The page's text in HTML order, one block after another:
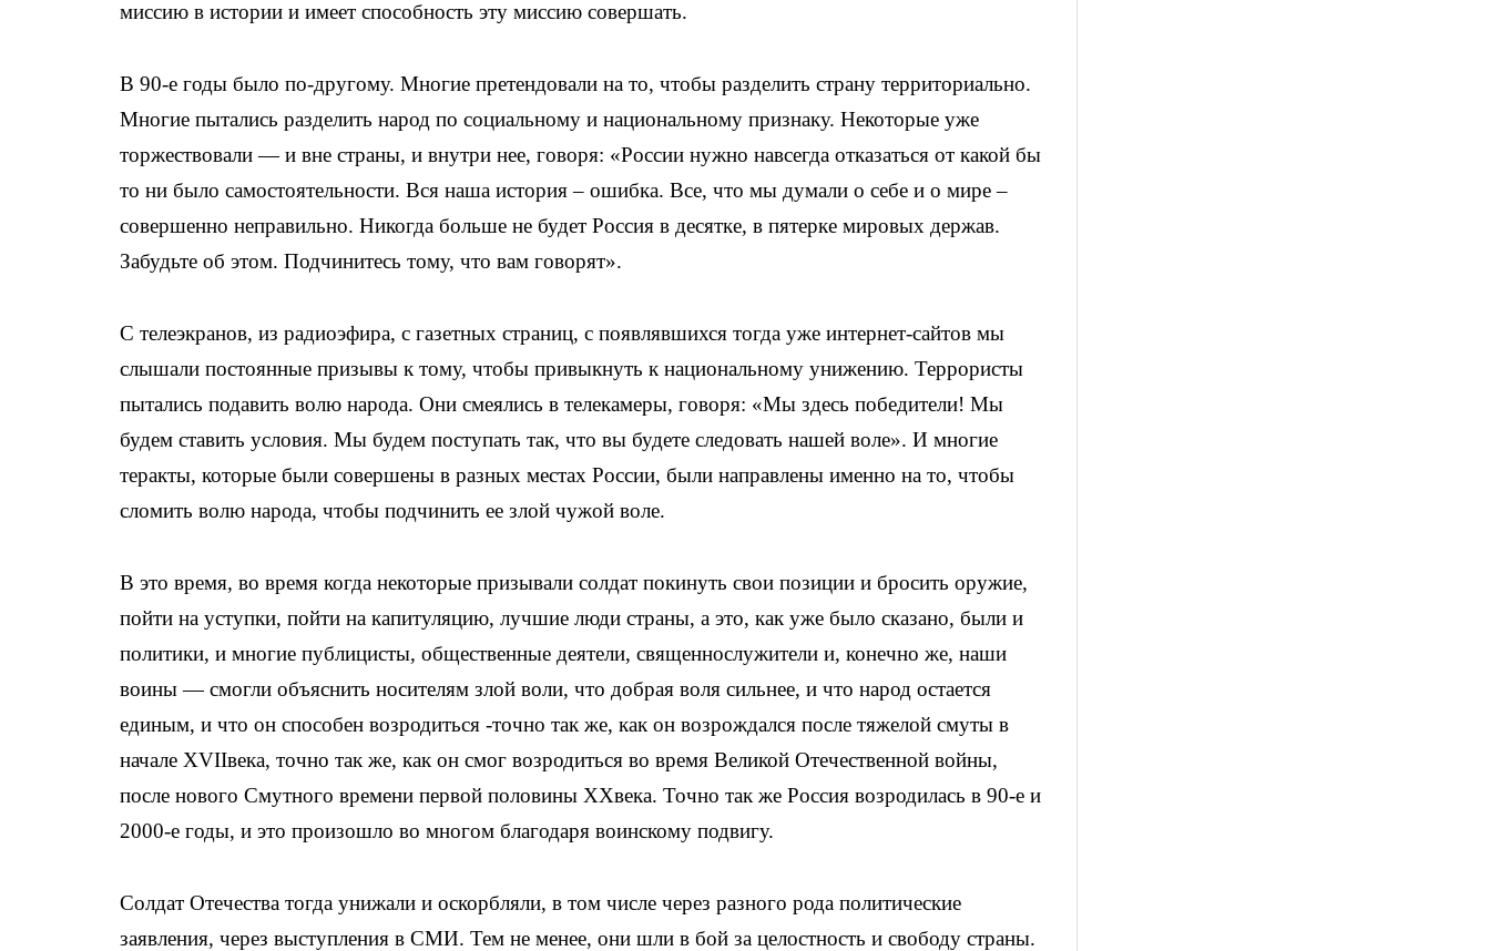
миссию в истории и имеет способность эту миссию совершать.
В 90-е годы было по-другому. Многие претендовали на то, чтобы разделить страну территориально.
Многие пытались разделить народ по социальному и национальному признаку. Некоторые уже
торжествовали — и вне страны, и внутри нее, говоря: «России нужно навсегда отказаться от какой бы
то ни было самостоятельности. Вся наша история – ошибка. Все, что мы думали о себе и о мире –
совершенно неправильно. Никогда больше не будет Россия в десятке, в пятерке мировых держав.
Забудьте об этом. Подчинитесь тому, что вам говорят».
С телеэкранов, из радиоэфира, с газетных страниц, с появлявшихся тогда уже интернет-сайтов мы
слышали постоянные призывы к тому, чтобы привыкнуть к национальному унижению. Террористы
пытались подавить волю народа. Они смеялись в телекамеры, говоря: «Мы здесь победители! Мы
будем ставить условия. Мы будем поступать так, что вы будете следовать нашей воле». И многие
теракты, которые были совершены в разных местах России, были направлены именно на то, чтобы
сломить волю народа, чтобы подчинить ее злой чужой воле.
В это время, во время когда некоторые призывали солдат покинуть свои позиции и бросить оружие,
пойти на уступки, пойти на капитуляцию, лучшие люди страны, а это, как уже было сказано, были и
политики, и многие публицисты, общественные деятели, священнослужители и, конечно же, наши
воины — смогли объяснить носителям злой воли, что добрая воля сильнее, и что народ остается
единым, и что он способен возродиться -точно так же, как он возрождался после тяжелой смуты в
начале XVIIвека, точно так же, как он смог возродиться во время Великой Отечественной войны,
после нового Смутного времени первой половины XXвека. Точно так же Россия возродилась в 90-е и
2000-е годы, и это произошло во многом благодаря воинскому подвигу.
Солдат Отечества тогда унижали и оскорбляли, в том числе через разного рода политические
заявления, через выступления в СМИ. Тем не менее, они шли в бой за целостность и свободу страны.